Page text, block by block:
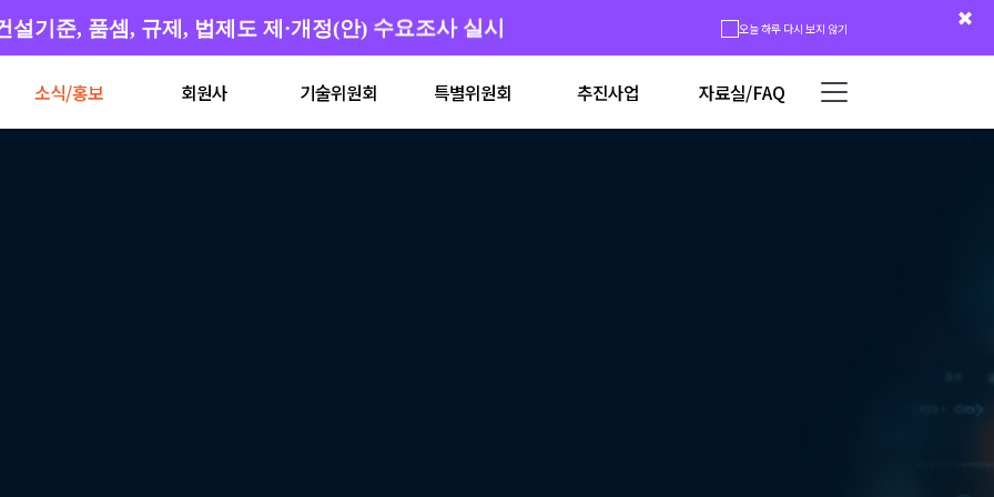
설기준, 품셈, 규제, 법제도 제·개정(안) 수요조사 실시 오늘 하루 다시 보지 않기
소식/홍보 회원사 기술위원회 특별위원회 추진사업 자료실/FAQ